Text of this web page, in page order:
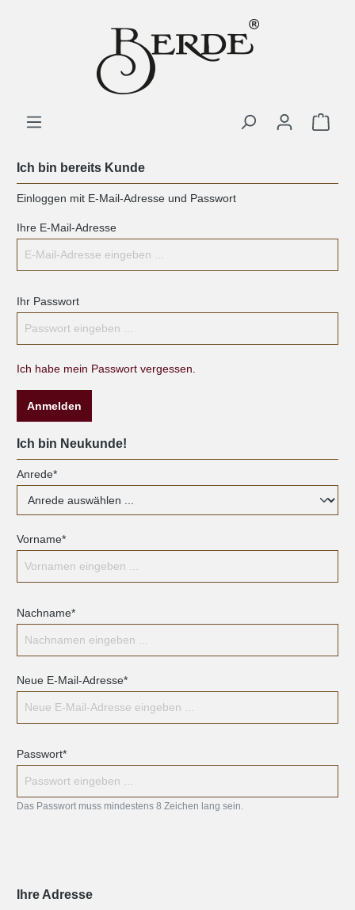
Ich bin bereits Kunde
Einloggen mit E-Mail-Adresse und Passwort
Ihre E-Mail-Adresse
Ihr Passwort
Ich habe mein Passwort vergessen.
Anmelden
Ich bin Neukunde!
Anrede*
Vorname*
Nachname*
Neue E-Mail-Adresse*
Passwort*
Das Passwort muss mindestens 8 Zeichen lang sein.
Ihre Adresse